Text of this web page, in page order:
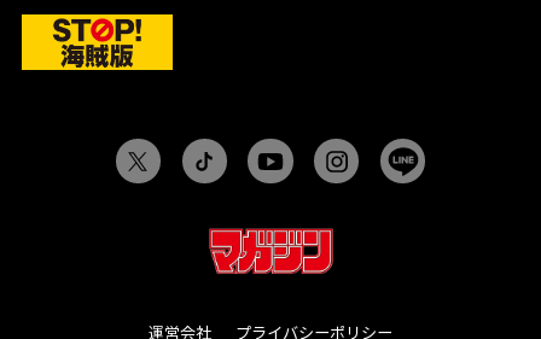
運営会社 プライバシーポリシー